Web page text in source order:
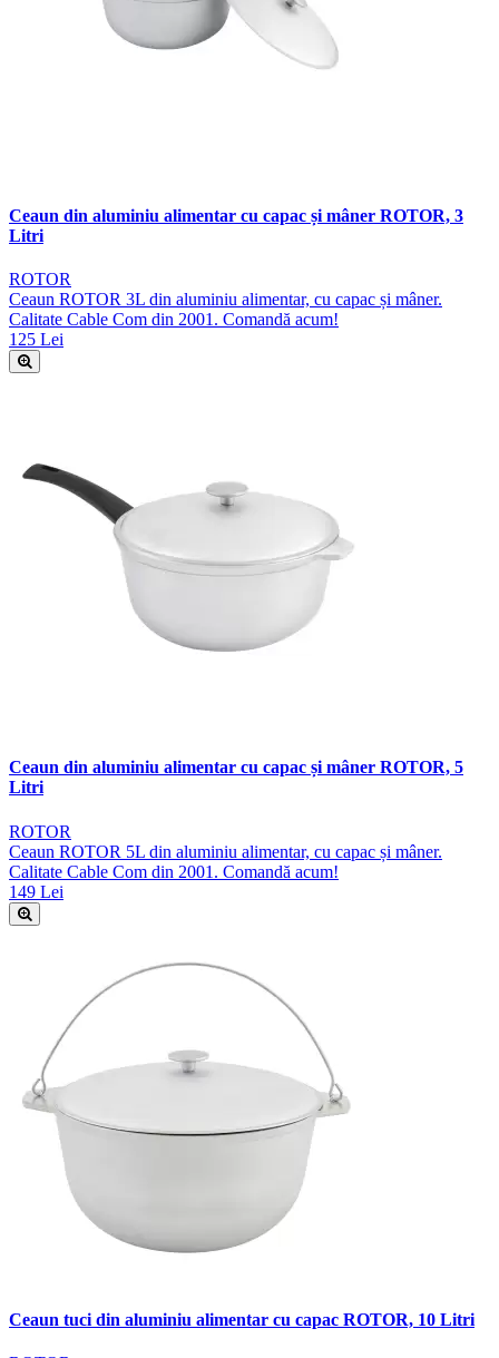
Ceaun din aluminiu alimentar cu capac și mâner ROTOR, 3
Litri
ROTOR
Ceaun ROTOR 3L din aluminiu alimentar, cu capac și mâner.
Calitate Cable Com din 2001. Comandă acum!
125 Lei
Ceaun din aluminiu alimentar cu capac și mâner ROTOR, 5
Litri
ROTOR
Ceaun ROTOR 5L din aluminiu alimentar, cu capac și mâner.
Calitate Cable Com din 2001. Comandă acum!
149 Lei
Ceaun tuci din aluminiu alimentar cu capac ROTOR, 10 Litri